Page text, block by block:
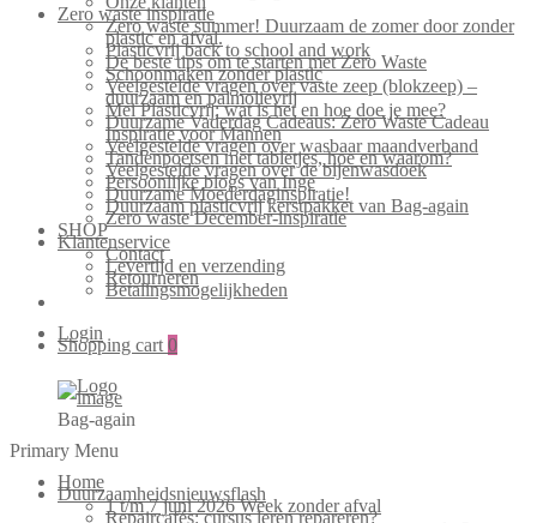
Zero waste inspiratie
Zero waste summer! Duurzaam de zomer door zonder
plastic en afval.
Plasticvrij back to school and work
De beste tips om te starten met Zero Waste
Schoonmaken zonder plastic
Veelgestelde vragen over vaste zeep (blokzeep) –
duurzaam en palmolievrij
Mei Plasticvrij: wat is het en hoe doe je mee?
Duurzame Vaderdag Cadeaus: Zero Waste Cadeau
Inspiratie voor Mannen
Veelgestelde vragen over wasbaar maandverband
Tandenpoetsen met tabletjes, hoe en waarom?
Veelgestelde vragen over de bijenwasdoek
Persoonlijke blogs van Inge
Duurzame Moederdaginspiratie!
Duurzaam plasticvrij kerstpakket van Bag-again
Zero waste December-inspiratie
SHOP
Klantenservice
Contact
Levertijd en verzending
Retourneren
Betalingsmogelijkheden
Login
Shopping cart 0
Bag-again
Primary Menu
Home
Duurzaamheidsnieuwsflash
1 t/m 7 juni 2026 Week zonder afval
Repaircafés: cursus leren repareren?